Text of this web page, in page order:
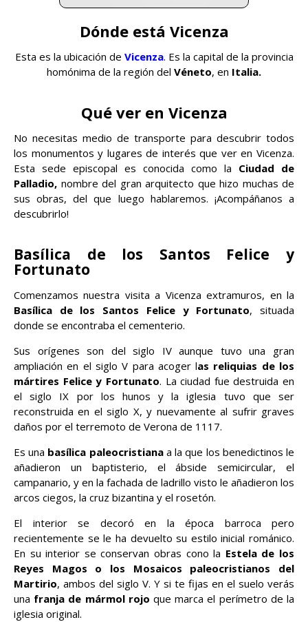
Dónde está Vicenza
Esta es la ubicación de Vicenza. Es la capital de la provincia
homónima de la región del Véneto, en Italia.
Qué ver en Vicenza
No necesitas medio de transporte para descubrir todos
los monumentos y lugares de interés que ver en Vicenza.
Esta sede episcopal es conocida como la Ciudad de
Palladio, nombre del gran arquitecto que hizo muchas de
sus obras, del que luego hablaremos. ¡Acompáñanos a
descubrirlo!
Basílica de los Santos Felice y
Fortunato
Comenzamos nuestra visita a Vicenza extramuros, en la
Basílica de los Santos Felice y Fortunato, situada
donde se encontraba el cementerio.
Sus orígenes son del siglo IV aunque tuvo una gran
ampliación en el siglo V para acoger las reliquias de los
mártires Felice y Fortunato. La ciudad fue destruida en
el siglo IX por los hunos y la iglesia tuvo que ser
reconstruida en el siglo X, y nuevamente al sufrir graves
daños por el terremoto de Verona de 1117.
Es una basílica paleocristianaa la que los benedictinos le
añadieron un baptisterio, el ábside semicircular, el
campanario, y en la fachada de ladrillo visto le añadieron los
arcos ciegos, la cruz bizantina y el rosetón.
El interior se decoró en la época barroca pero
recientemente se le ha devuelto su estilo inicial románico.
En su interior se conservan obras cono la Estela de los
Reyes Magos o los Mosaicos paleocristianos del
Martirio, ambos del siglo V. Y si te fijas en el suelo verás
una franja de mármol rojoque marca el perímetro de la
iglesia original.